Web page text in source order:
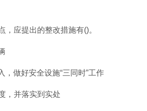
，应提出的整改措施有()。
，做好安全设施“三同时”工作
，并落实到实处